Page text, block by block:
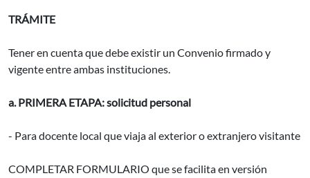
TRÁMITE
Tener en cuenta que debe existir un Convenio firmado y
vigente entre ambas instituciones.
a. PRIMERA ETAPA: solicitud personal
- Para docente local que viaja al exterior o extranjero visitante
COMPLETAR FORMULARIO que se facilita en versión